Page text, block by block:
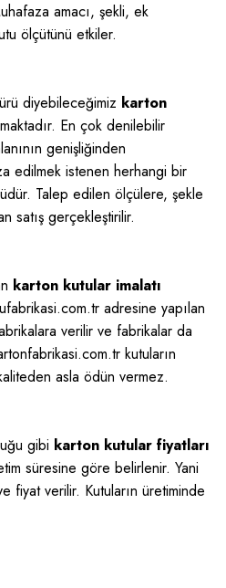
amacı, şekli, ek
ölçütünü etkiler.
diyebileceğimiz karton
En çok denilebilir
genişliğinden
edilmek istenen herhangi bir
Talep edilen ölçülere, şekle
satış gerçekleştirilir.
karton kutular imalatı
adresine yapılan
verilir ve fabrikalar da
kutuların
asla ödün vermez.
gibi karton kutular fiyatları
süresine göre belirlenir. Yani
fiyat verilir. Kutuların üretiminde